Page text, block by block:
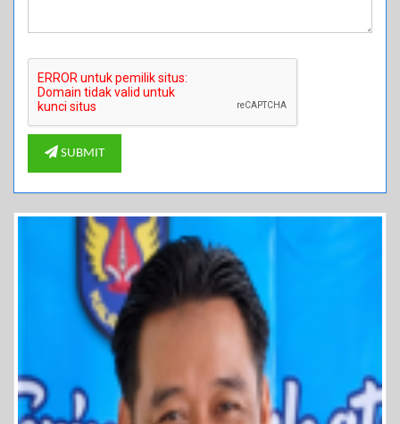
SUBMIT